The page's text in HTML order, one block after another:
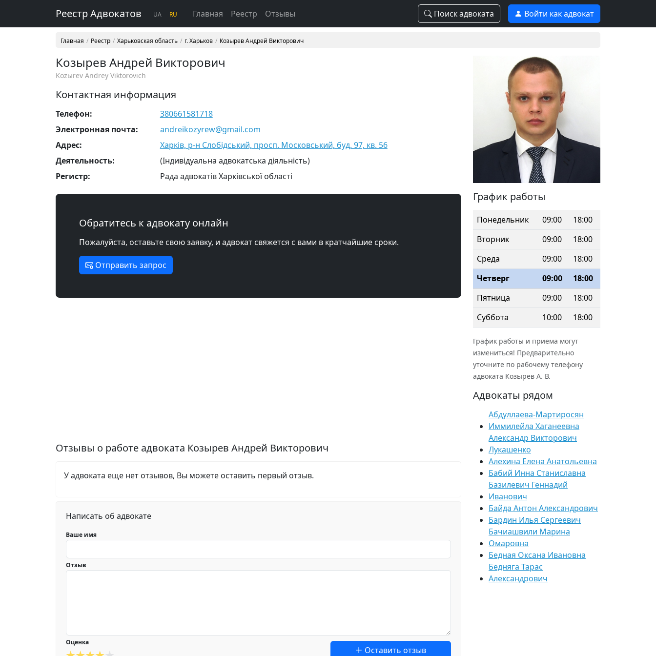
Реестр Адвокатов UA RU Главная Реестр Отзывы Поиск адвоката Войти как адвокат
Главная Реестр Харьковская область г. Харьков Козырев Андрей Викторович
Козырев Андрей Викторович
Kozыrev Andrey Viktorovich
Контактная информация
Телефон:
380661581718
Электронная почта:
andreikozyrew@gmail.com
Адрес:
Харків, р-н Слобідський, просп. Московський, буд. 97, кв. 56
Деятельность:
(Індивідуальна адвокатська діяльність)
Регистр:
Рада адвокатів Харківської області
Обратитесь к адвокату онлайн
Пожалуйста, оставьте свою заявку, и адвокат свяжется с вами в кратчайшие сроки.
Отправить запрос
Отзывы о работе адвоката Козырев Андрей Викторович
У адвоката еще нет отзывов, Вы можете оставить первый отзыв.
Написать об адвокате
Ваше имя
Отзыв
Оценка
Оставить отзыв
График работы
Понедельник 09:00
18:00
Вторник
09:00
18:00
Среда
09:00
18:00
Четверг
09:00
18:00
Пятница
09:00
18:00
Суббота
10:00 18:00
График работы и приема могут
измениться! Предварительно
уточните по рабочему телефону
адвоката Козырев А. В.
Адвокаты рядом
Абдуллаева-Мартиросян
Иммилейла Хаганеевна
Александр Викторович
Лукашенко
Алехина Елена Анатольевна
Бабий Инна Станиславна
Базилевич Геннадий
Иванович
Байда Антон Александрович
Бардин Илья Сергеевич
Бачиашвили Марина
Омаровна
Бедная Оксана Ивановна
Бедняга Тарас
Александрович